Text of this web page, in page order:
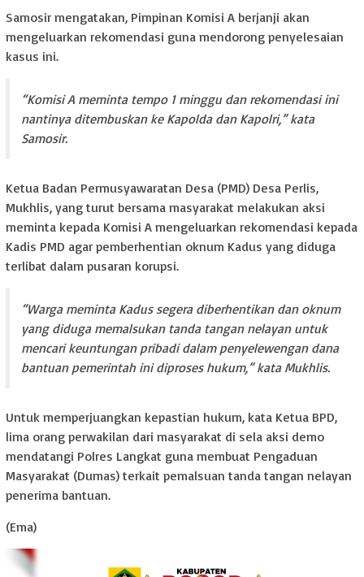
Samosir mengatakan, Pimpinan Komisi A berjanji akan
mengeluarkan rekomendasi guna mendorong penyelesaian
kasus ini.
“Komisi A meminta tempo 1 minggu dan rekomendasi ini
nantinya ditembuskan ke Kapolda dan Kapolri,” kata
Samosir.
Ketua Badan Permusyawaratan Desa (PMD) Desa Perlis,
Mukhlis, yang turut bersama masyarakat melakukan aksi
meminta kepada Komisi A mengeluarkan rekomendasi kepada
Kadis PMD agar pemberhentian oknum Kadus yang diduga
terlibat dalam pusaran korupsi.
“Warga meminta Kadus segera diberhentikan dan oknum
yang diduga memalsukan tanda tangan nelayan untuk
mencari keuntungan pribadi dalam penyelewengan dana
bantuan pemerintah ini diproses hukum,” kata Mukhlis.
Untuk memperjuangkan kepastian hukum, kata Ketua BPD,
lima orang perwakilan dari masyarakat di sela aksi demo
mendatangi Polres Langkat guna membuat Pengaduan
Masyarakat (Dumas) terkait pemalsuan tanda tangan nelayan
penerima bantuan.
(Ema)